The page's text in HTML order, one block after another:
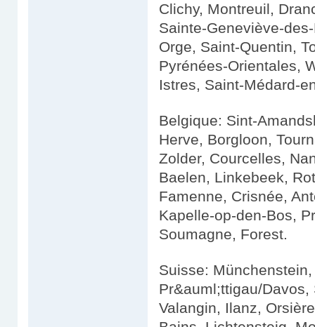
Clichy, Montreuil,
Sainte-Geneviève-
Orge, Saint-Quentin,
Pyrénées-Orientales,
Istres, Saint-Médard-
Belgique: Sint-
Herve, Borgloon,
Zolder, Courcelles,
Baelen, Linkebeek,
Famenne, Crisnée,
Kapelle-op-den-Bos,
Soumagne, Forest.
Suisse:
Pr&auml;ttigau/
Valangin, Ilanz,